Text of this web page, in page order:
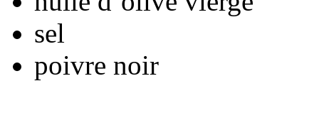
sel
poivre noir